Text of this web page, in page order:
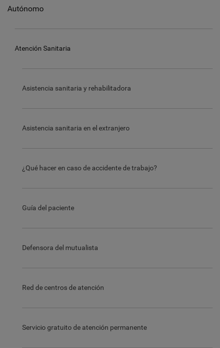
Autónomo
Atención Sanitaria
Asistencia sanitaria y rehabilitadora
Asistencia sanitaria en el extranjero
¿Qué hacer en caso de accidente de trabajo?
Guía del paciente
Defensora del mutualista
Red de centros de atención
Servicio gratuito de atención permanente